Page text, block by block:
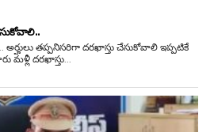
తప్పనిసరిగా దరఖాస్తు చేసుకోవాలి ఇప్పటికే
మళ్లీ దరఖాస్తు...